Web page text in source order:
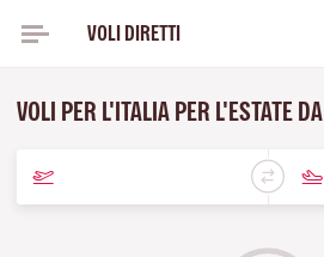
VOLI DIRETTI
VOLI PER L'ITALIA PER L'ESTATE DA